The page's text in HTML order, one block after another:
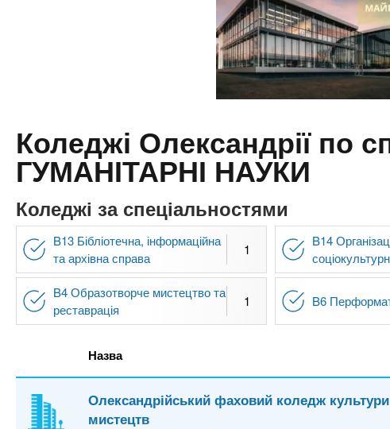
.
i
n
f
o
а
д
і
в
Коледжі Олександрії
ГУМАНІТАРНІ НАУКИ
Коледжі за спеціальностями
B13 Бібліотечна, інформаційна
та архівна справа
1
B14
B4 Образотворче мистецтво та
реставрація
1 B6
Назва
Олександрійський фаховий коледж культури
мистецтв